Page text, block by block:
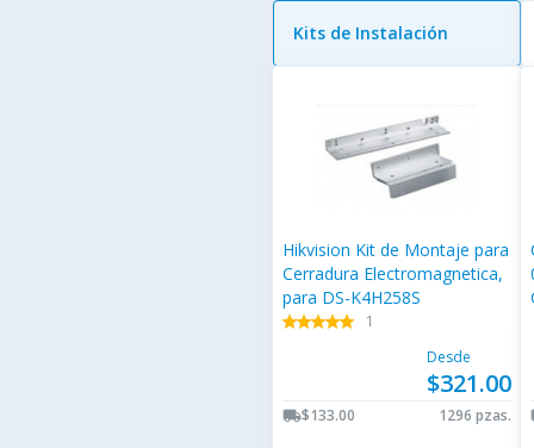
Kits de Instalación
Hikvision Kit de Montaje para
Cerradura Electromagnetica,
para DS-K4H258S
starstarstarstarstar
starstarstarstarstar
1
Desde
$321.00
local_shipping$133.00 1296 pzas.